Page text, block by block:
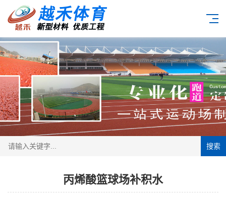
搜索
丙烯酸篮球场补积水